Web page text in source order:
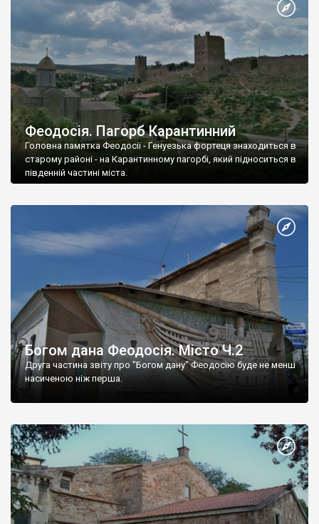
Феодосія. Пагорб Карантинний
Головна памятка Феодосії - Генуезька фортеця знаходиться в
старому районі - на Карантинному пагорбі, який підноситься в
південній частині міста.
Богом дана Феодосія. Місто Ч.2
Друга частина звіту про "Богом дану" Феодосію буде не менш
насиченою ніж перша.